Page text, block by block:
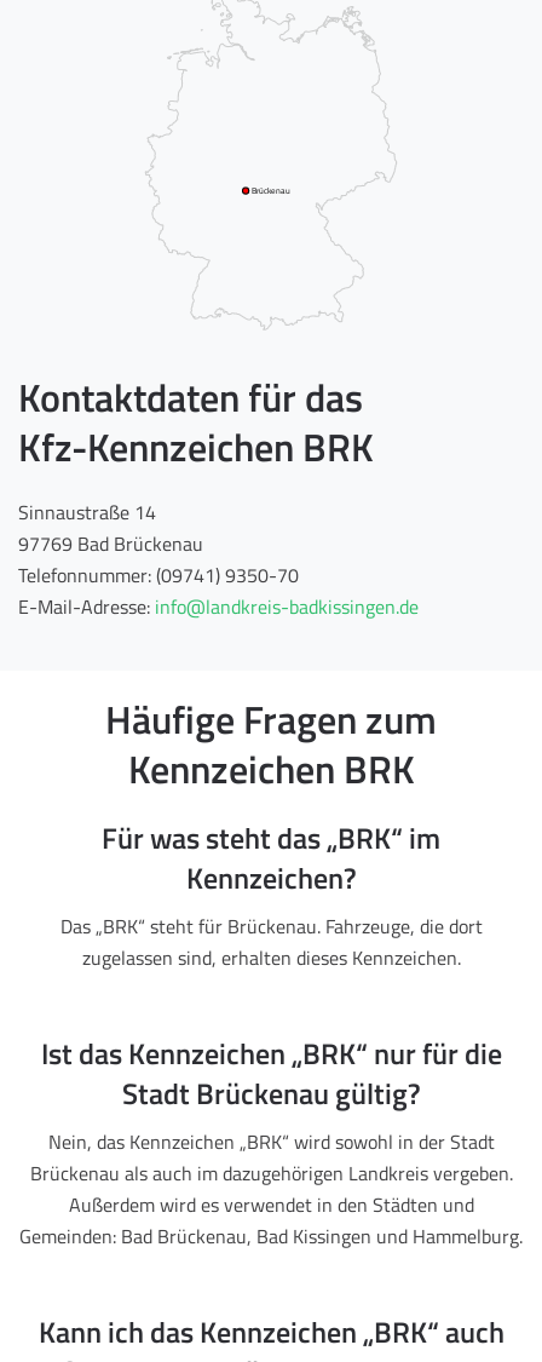
Brückenau
Kontaktdaten für das
Kfz-Kennzeichen BRK
Sinnaustraße 14
97769 Bad Brückenau
Telefonnummer: (09741) 9350-70
E-Mail-Adresse: info@landkreis-badkissingen.de
Häufige Fragen zum
Kennzeichen BRK
Für was steht das „BRK“ im
Kennzeichen?
Das „BRK“ steht für Brückenau. Fahrzeuge, die dort
zugelassen sind, erhalten dieses Kennzeichen.
Ist das Kennzeichen „BRK“ nur für die
Stadt Brückenau gültig?
Nein, das Kennzeichen „BRK“ wird sowohl in der Stadt
Brückenau als auch im dazugehörigen Landkreis vergeben.
Außerdem wird es verwendet in den Städten und
Gemeinden: Bad Brückenau, Bad Kissingen und Hammelburg.
Kann ich das Kennzeichen „BRK“ auch